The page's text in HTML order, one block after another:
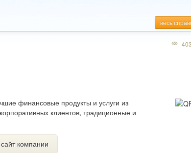
весь
финансовые продукты и услуги из
клиентов, традиционные и
компании
403